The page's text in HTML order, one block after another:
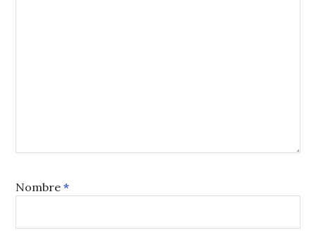
Nombre*